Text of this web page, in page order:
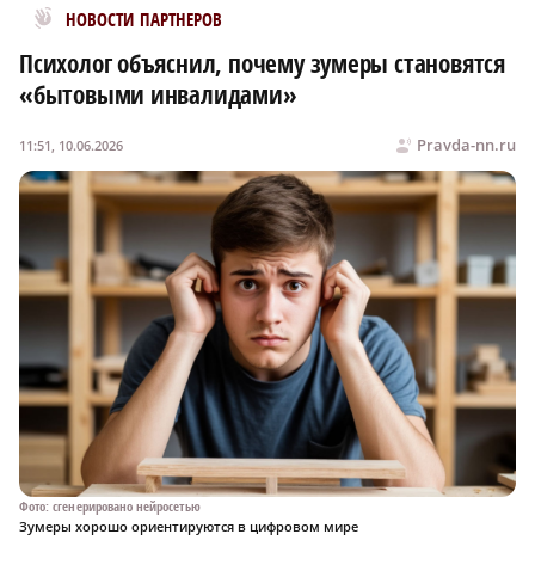
НОВОСТИ ПАРТНЕРОВ
Новости МирТесен
Психолог объяснил, почему зумеры становятся
«бытовыми инвалидами»
Pravda-nn.ru
11:51, 10.06.2026
Фото: сгенерировано нейросетью
Зумеры хорошо ориентируются в цифровом мире